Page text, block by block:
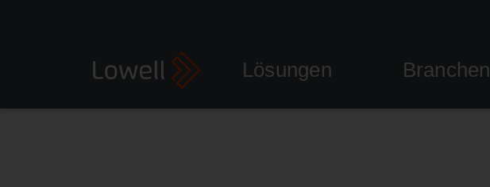
Lösungen Branchen